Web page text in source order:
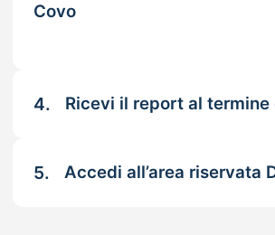
Covo
4. Ricevi il report al
5. Accedi all’area riservata